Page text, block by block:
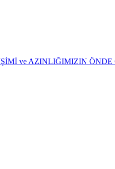
ve AZINLIĞIMIZIN